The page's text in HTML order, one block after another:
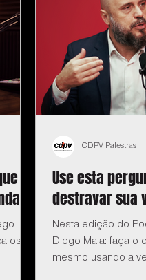
os
Use esta
destravar sua
Nesta edição do
Diego Maia: faça o
mesmo usando a
CDPV Palestras